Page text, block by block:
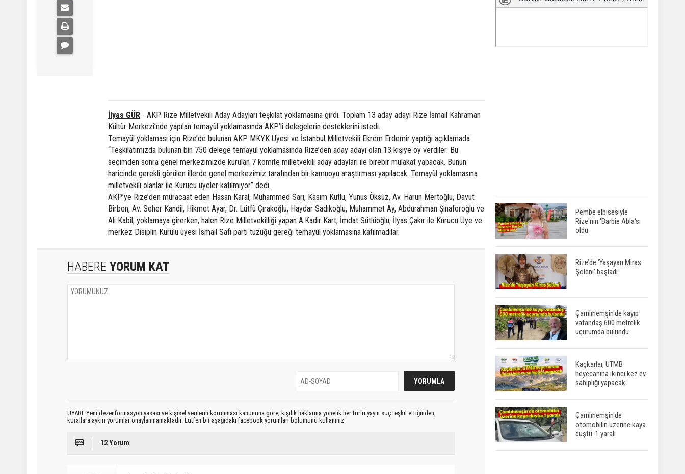
İlyas GÜR - AKP Rize Milletvekili Aday Adayları teşkilat yoklamasına girdi. Toplam 13 aday adayı Rize İsmail Kahraman
Kültür Merkezi’nde yapılan temayül yoklamasında AKP’li delegelerin desteklerini istedi.
Temayül yoklaması için Rize’de bulunan AKP MKYK Üyesi ve İstanbul Milletvekili Ekrem Erdemir yaptığı açıklamada
“Teşkilatımızda bulunan bin 750 delege temayül yoklamasında Rize’den aday adayı olan 13 kişiye oy verdiler. Bu
seçimden sonra genel merkezimizde kurulan 7 komite milletvekili aday adayları ile birebir mülakat yapacak. Bunun
haricinde gerekli görülen illerde genel merkezimiz tarafından bir kamuoyu araştırması yapılacak. Temayül yoklamasına
milletvekili olanlar ile Kurucu üyeler katılmıyor” dedi.
AKP’ye Rize’den müracaat eden Hasan Karal, Muhammed Sarı, Kasım Kutlu, Yunus Öksüz, Av. Harun Mertoğlu, Davut
Birben, Av. Seher Kandil, Hikmet Ayar, Dr. Lütfü Çırakoğlu, Haydar Sadıkoğlu, Muhammet Ay, Abdurahman Şinaforoğlu ve
Ali Kabil, yoklamaya girerken, halen Rize Milletvekilliği yapan A.Kadir Kart, İmdat Sütlüoğlu, İlyas Çakır ile Kurucu Üye ve
merkez Disiplin Kurulu üyesi İsmail Safi parti tüzüğü gereği temayül yoklamasına katılmadılar.
HABERE YORUM KAT
UYARI: Yeni dezenformasyon yasası ve kişisel verilerin korunması kanununa göre; kişilik haklarına yönelik her türlü yayın suç teşkil ettiğinden,
kurallara aykırı yorumlar onaylanmamaktadır. Lütfen bir aşağıdaki facebook yorumları bölümünü kullanınız
12 Yorum
Pembe elbisesiyle
Rize'nin 'Barbie Abla'sı
oldu
Rize’de ‘Yaşayan Miras
Şöleni’ başladı
Çamlıhemşin'de kayıp
vatandaş 600 metrelik
uçurumda bulundu
Kaçkarlar, UTMB
heyecanına ikinci kez ev
sahipliği yapacak
Çamlıhemşin'de
otomobilin üzerine kaya
düştü: 1 yaralı